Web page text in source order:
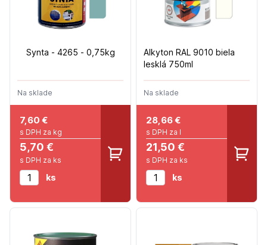
Synta - 4265 - 0,75kg
Na sklade
7,60 €
s DPH za kg
5,70 €
s DPH za ks
ks
Alkyton RAL 9010 biela
lesklá 750ml
Na sklade
28,66€
s DPH za l
21,50 €
s DPH za ks
ks